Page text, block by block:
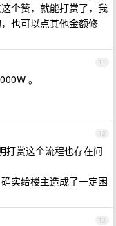
个赞，就能打赏了，我
也可以点其他金额修
11
。
12
打赏这个流程也存在问
实给楼主造成了一定困
13